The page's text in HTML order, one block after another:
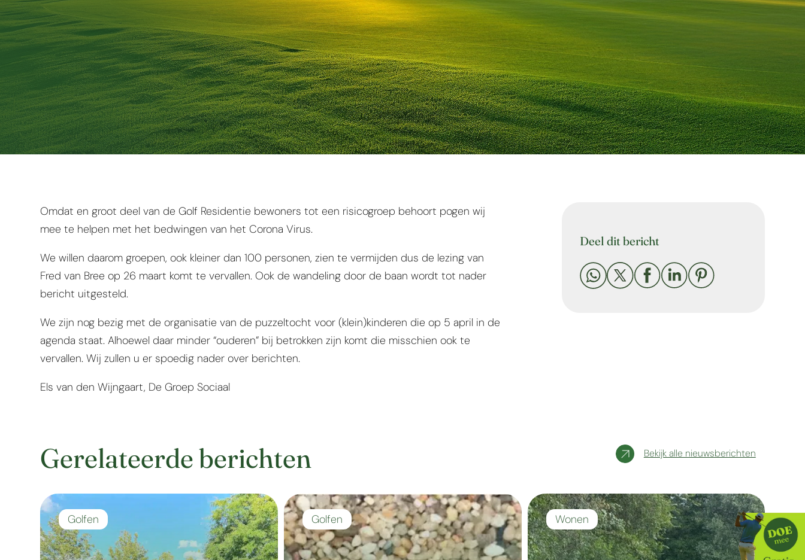
Omdat en groot deel van de Golf Residentie bewoners tot een risicogroep behoort pogen wij
mee te helpen met het bedwingen van het Corona Virus.
We willen daarom groepen, ook kleiner dan 100 personen, zien te vermijden dus de lezing van
Fred van Bree op 26 maart komt te vervallen. Ook de wandeling door de baan wordt tot nader
bericht uitgesteld.
We zijn nog bezig met de organisatie van de puzzeltocht voor (klein)kinderen die op 5 april in de
agenda staat. Alhoewel daar minder “ouderen” bij betrokken zijn komt die misschien ook te
vervallen. Wij zullen u er spoedig nader over berichten.
Els van den Wijngaart, De Groep Sociaal
Deel dit bericht
    
Gerelateerde berichten Bekijk alle nieuwsberichten
Golfen Golfen Wonen